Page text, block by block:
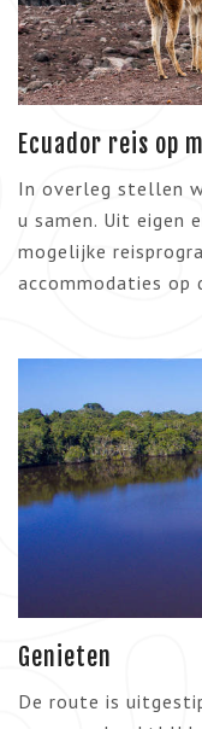
Ecuador reis op
In overleg stellen
u samen. Uit eigen
mogelijke
accommodaties op
Genieten
De route is